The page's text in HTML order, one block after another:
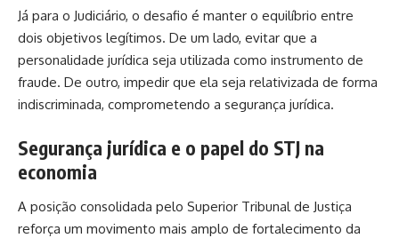
Já para o Judiciário, o desafio é manter o equilíbrio entre
dois objetivos legítimos. De um lado, evitar que a
personalidade jurídica seja utilizada como instrumento de
fraude. De outro, impedir que ela seja relativizada de forma
indiscriminada, comprometendo a segurança jurídica.
Segurança jurídica e o papel do STJ na
economia
A posição consolidada pelo Superior Tribunal de Justiça
reforça um movimento mais amplo de fortalecimento da